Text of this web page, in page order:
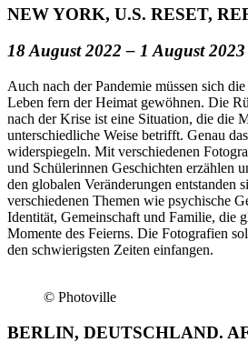
NEW YORK, U.S. RESET,
18 August 2022 – 1 August 2023
Auch nach der Pandemie müssen sich
Leben fern der Heimat gewöhnen. Die
nach der Krise ist eine Situation, die die
unterschiedliche Weise betrifft. Genau
widerspiegeln. Mit verschiedenen
und Schülerinnen Geschichten erzählen
den globalen Veränderungen entstanden
verschiedenen Themen wie psychische
Identität, Gemeinschaft und Familie, die
Momente des Feierns. Die Fotografien
den schwierigsten Zeiten einfangen.
© Photoville
BERLIN, DEUTSCHLAND.